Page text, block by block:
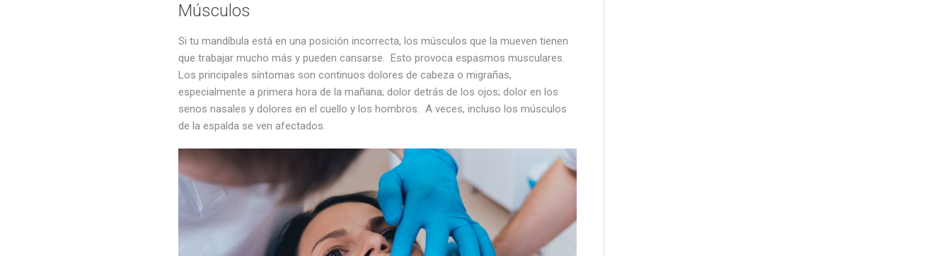
Músculos
Si tu mandíbula está en una posición incorrecta, los músculos que la mueven tienen
que trabajar mucho más y pueden cansarse. Esto provoca espasmos musculares.
Los principales síntomas son continuos dolores de cabeza o migrañas,
especialmente a primera hora de la mañana; dolor detrás de los ojos; dolor en los
senos nasales y dolores en el cuello y los hombros. A veces, incluso los músculos
de la espalda se ven afectados.